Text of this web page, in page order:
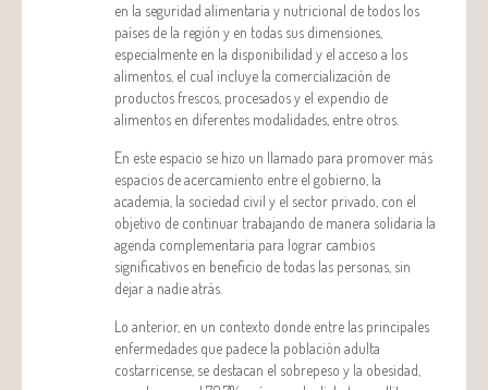
en la seguridad alimentaria y nutricional de todos los
países de la región y en todas sus dimensiones,
especialmente en la disponibilidad y el acceso a los
alimentos, el cual incluye la comercialización de
productos frescos, procesados y el expendio de
alimentos en diferentes modalidades, entre otros.
En este espacio se hizo un llamado para promover más
espacios de acercamiento entre el gobierno, la
academia, la sociedad civil y el sector privado, con el
objetivo de continuar trabajando de manera solidaria la
agenda complementaria para lograr cambios
significativos en beneficio de todas las personas, sin
dejar a nadie atrás.
Lo anterior, en un contexto donde entre las principales
enfermedades que padece la población adulta
costarricense, se destacan el sobrepeso y la obesidad,